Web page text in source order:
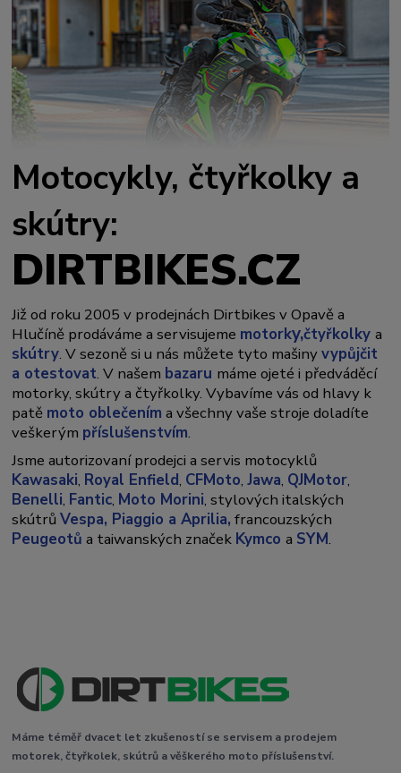
Motocykly, čtyřkolky a
skútry:
DIRTBIKES.CZ
Již od roku 2005 v prodejnách Dirtbikes v Opavě a
Hlučíně prodáváme a servisujeme motorky,čtyřkolkya
skútry. V sezoně si u nás můžete tyto mašinyvypůjčit
a otestovat. V našem bazaru máme ojeté i předváděcí
motorky, skútry a čtyřkolky. Vybavíme vás od hlavy k
patě moto oblečením a všechny vaše stroje doladíte
veškerým příslušenstvím.
Jsme autorizovaní prodejci a servis motocyklů
Kawasaki, Royal Enfield, CFMoto,Jawa, QJMotor,
Benelli, Fantic, Moto Morini, stylových italských
skútrůVespa, Piaggio a Aprilia, francouzských
Peugeotů a taiwanských značek Kymcoa SYM.
Máme téměř dvacet let zkušeností se servisem a prodejem
motorek, čtyřkolek, skútrů a věškerého moto příslušenství.